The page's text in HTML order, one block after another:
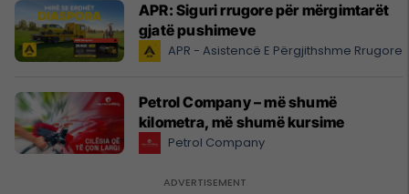
APR: Siguri rrugore për mërgimtarët
gjatë pushimeve
APR - Asistencë E Përgjithshme Rrugore
Petrol Company – më shumë
kilometra, më shumë kursime
Petrol Company